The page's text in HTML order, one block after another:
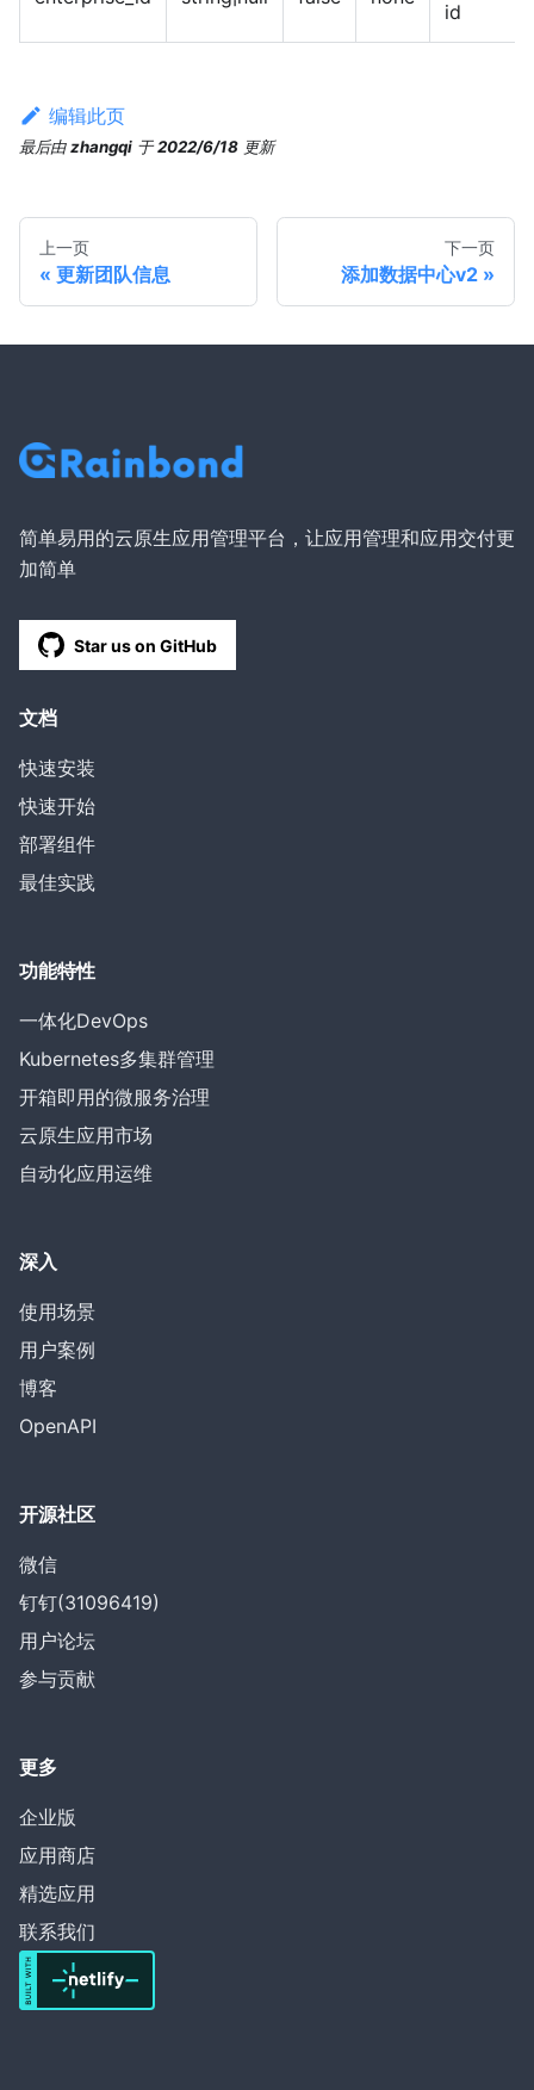
id
编辑此页
最后由zhangqi 于2022/6/18 更新
上一页
更新团队信息
下一页
添加数据中心v2
简单易用的云原生应用管理平台，让应用管理和应用交付更
加简单
Star us on GitHub
文档
快速安装
快速开始
部署组件
最佳实践
功能特性
一体化DevOps
Kubernetes多集群管理
开箱即用的微服务治理
云原生应用市场
自动化应用运维
深入
使用场景
用户案例
博客
OpenAPI
开源社区
微信
钉钉(31096419)
用户论坛
参与贡献
更多
企业版
应用商店
精选应用
联系我们